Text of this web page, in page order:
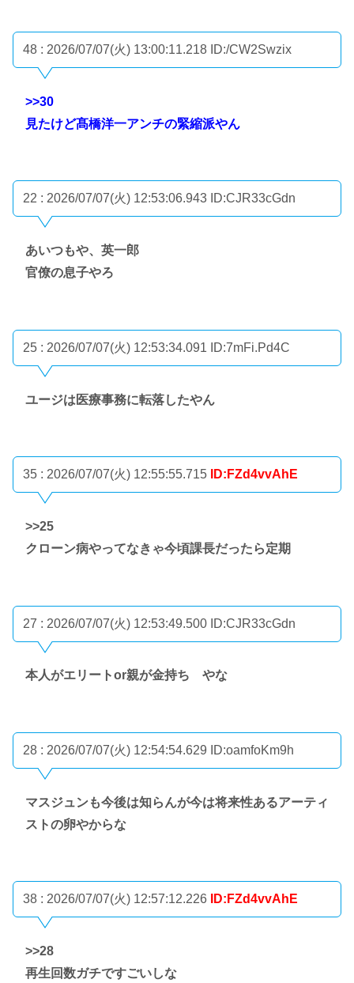
48 : 2026/07/07(火) 13:00:11.218 ID:/CW2Swzix
>>30
見たけど髙橋洋一アンチの緊縮派やん
22 : 2026/07/07(火) 12:53:06.943 ID:CJR33cGdn
あいつもや、英一郎
官僚の息子やろ
25 : 2026/07/07(火) 12:53:34.091 ID:7mFi.Pd4C
ユージは医療事務に転落したやん
35 : 2026/07/07(火) 12:55:55.715 ID:FZd4vvAhE
>>25
クローン病やってなきゃ今頃課長だったら定期
27 : 2026/07/07(火) 12:53:49.500 ID:CJR33cGdn
本人がエリートor親が金持ち やな
28 : 2026/07/07(火) 12:54:54.629 ID:oamfoKm9h
マスジュンも今後は知らんが今は将来性あるアーティ
ストの卵やからな
38 : 2026/07/07(火) 12:57:12.226 ID:FZd4vvAhE
>>28
再生回数ガチですごいしな